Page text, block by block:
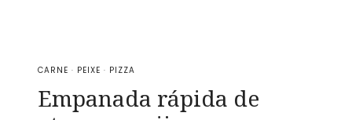
CARNE · PEIXE · PIZZA
Empanada rápida de